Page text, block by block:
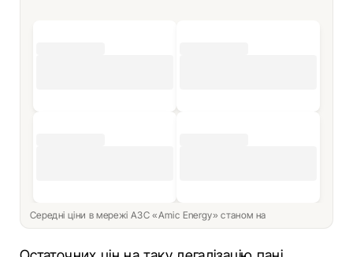
Середні ціни в мережі АЗС «Amic Energy» станом на